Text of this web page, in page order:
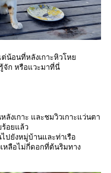
น้อนที่หลังเกาะหิวโห
จัก หรือแวะมาที่นี่
งเกาะ และชมวิวเกาะแว่นตา
ร้อยแล้ว
ไปยังหมู่บ้านและท่าเรือ
หลือไม่กี่ดอกที่ต้นริมทาง